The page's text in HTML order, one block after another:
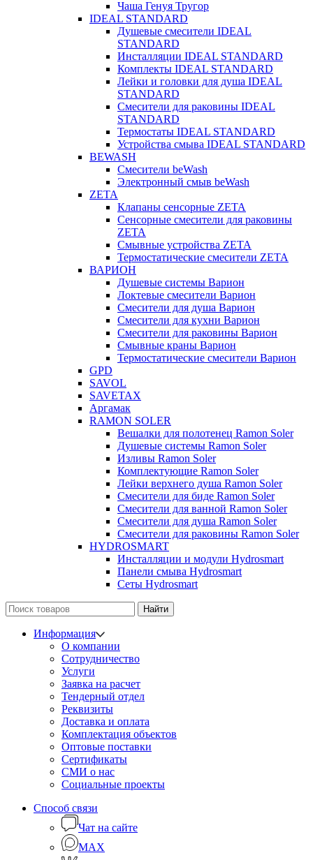
Чаша Генуя Тругор
IDEAL STANDARD
Душевые смесители IDEAL
STANDARD
Инсталляции IDEAL STANDARD
Комплекты IDEAL STANDARD
Лейки и головки для душа IDEAL
STANDARD
Смесители для раковины IDEAL
STANDARD
Термостаты IDEAL STANDARD
Устройства смыва IDEAL STANDARD
BEWASH
Смесители beWash
Электронный смыв beWash
ZETA
Клапаны сенсорные ZETA
Сенсорные смесители для раковины
ZETA
Смывные устройства ZETA
Термостатические смесители ZETA
ВАРИОН
Душевые системы Варион
Локтевые смесители Варион
Смесители для душа Варион
Смесители для кухни Варион
Смесители для раковины Варион
Смывные краны Варион
Термостатические смесители Варион
GPD
SAVOL
SAVETAX
Аргамак
RAMON SOLER
Вешалки для полотенец Ramon Soler
Душевые системы Ramon Soler
Изливы Ramon Soler
Комплектующие Ramon Soler
Лейки верхнего душа Ramon Soler
Смесители для биде Ramon Soler
Смесители для ванной Ramon Soler
Смесители для душа Ramon Soler
Смесители для раковины Ramon Soler
HYDROSMART
Инсталляции и модули Hydrosmart
Панели смыва Hydrosmart
Сеты Hydrosmart
Найти
Информация
О компании
Сотрудничество
Услуги
Заявка на расчет
Тендерный отдел
Реквизиты
Доставка и оплата
Комплектация объектов
Оптовые поставки
Сертификаты
СМИ о нас
Социальные проекты
Способ связи
Чат на сайте
MAX